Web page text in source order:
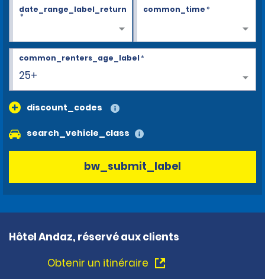
date_range_label_return
*
common_time*
25+
common_renters_age_label*
discount_codes
search_vehicle_class
bw_submit_label
Hôtel Andaz, réservé aux clients
Obtenir un itinéraire